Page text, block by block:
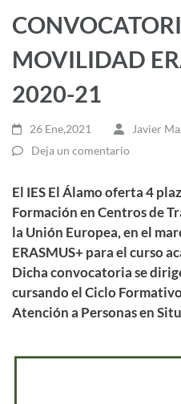
MOVILIDAD
2020-21
26 Ene,2021
Javier
Deja un comentario
El IES El Álamo oferta 4
Formación en Centros de
la Unión Europea, en el
ERASMUS+ para el curso
Dicha convocatoria se
cursando el Ciclo
Atención a Personas en